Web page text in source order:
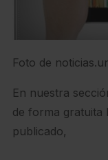
Foto de
En nuestra
de forma gratuita
publicado,